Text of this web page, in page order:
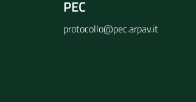
PEC
protocollo@pec.arpav.it